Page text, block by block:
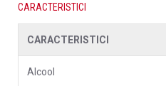
CARACTERISTICI
CARACTERISTICI
Alcool